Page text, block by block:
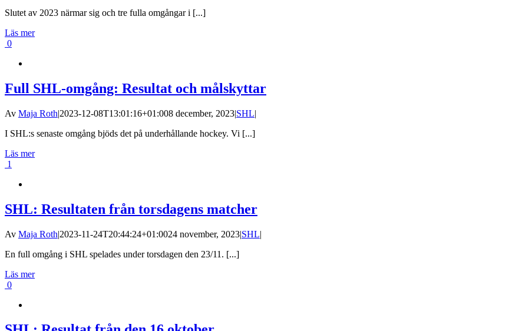
Slutet av 2023 närmar sig och tre fulla omgångar i [...]
Läs mer
0
Full SHL-omgång: Resultat och målskyttar
Av Maja Roth|2023-12-08T13:01:16+01:008 december, 2023|SHL|
I SHL:s senaste omgång bjöds det på underhållande hockey. Vi [...]
Läs mer
1
SHL: Resultaten från torsdagens matcher
Av Maja Roth|2023-11-24T20:44:24+01:0024 november, 2023|SHL|
En full omgång i SHL spelades under torsdagen den 23/11. [...]
Läs mer
0